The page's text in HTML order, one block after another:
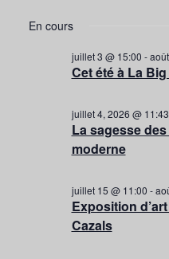
En cours
Cet été à La Big
juillet 3 @ 15:00 -
La sagesse
moderne
juillet 4, 2026 @ 11:43
Exposition
Cazals
juillet 15 @ 11:00 -